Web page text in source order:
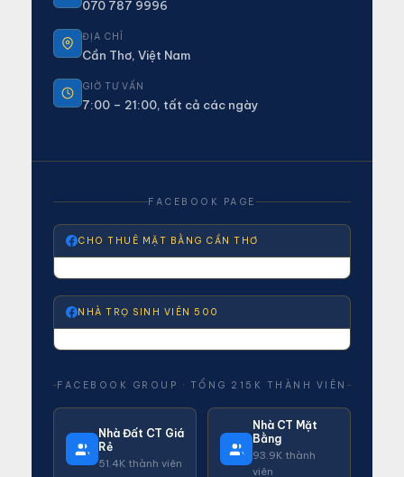
070 787 9996
ĐỊA CHỈ
Cần Thơ, Việt Nam
GIỜ TƯ VẤN
7:00 – 21:00, tất cả các ngày
FACEBOOK PAGE
CHO THUÊ MẶT BẰNG CẦN THƠ
NHÀ TRỌ SINH VIÊN 500
FACEBOOK GROUP · TỔNG 215K THÀNH VIÊN
Nhà Đất CT Giá
Rẻ
51.4K thành viên
Nhà CT Mặt
Bằng
93.9K thành
viên